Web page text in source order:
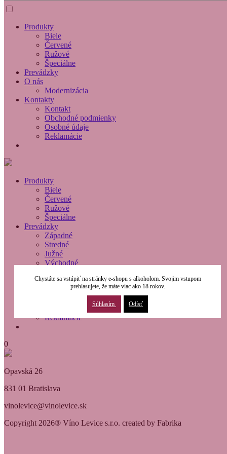
Produkty
Biele
Červené
Ružové
Špeciálne
Prevádzky
O nás
Modernizácia
Kontakty
Kontakt
Obchodné podmienky
Osobné údaje
Reklamácie
Produkty
Biele
Červené
Ružové
Špeciálne
Prevádzky
Západné
Stredné
Južné
Východné
Modernizácia
Reklamácie
0
Opavská 26
831 01 Bratislava
vinolevice@vinolevice.sk
Copyright 2026® Víno Levice s.r.o. created by Fabrika
Chystáte sa vstúpiť na stránky e-shopu s alkoholom. Svojim vstupom
prehlasujete, že máte viac ako 18 rokov.
Súhlasím Odísť